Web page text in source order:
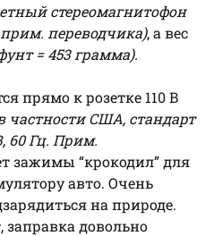
стереомагнитофон
переводчика), а вес
= 453 грамма).
прямо к розетке 110 В
частности США, стандарт
60 Гц. Прим.
зажимы “крокодил” для
авто. Очень
на природе.
довольно